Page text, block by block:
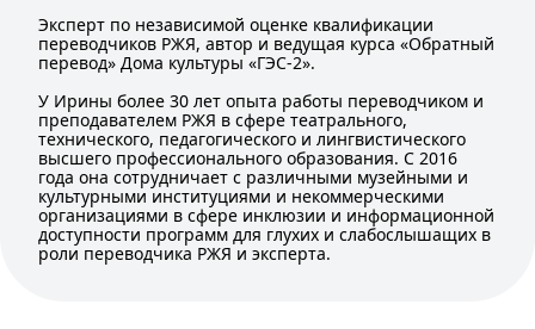
Эксперт по независимой оценке квалификации
переводчиков РЖЯ, автор и ведущая курса «Обратный
перевод» Дома культуры «ГЭС-2».
У Ирины более 30 лет опыта работы переводчиком и
преподавателем РЖЯ в сфере театрального,
технического, педагогического и лингвистического
высшего профессионального образования. С 2016
года она сотрудничает с различными музейными и
культурными институциями и некоммерческими
организациями в сфере инклюзии и информационной
доступности программ для глухих и слабослышащих в
роли переводчика РЖЯ и эксперта.